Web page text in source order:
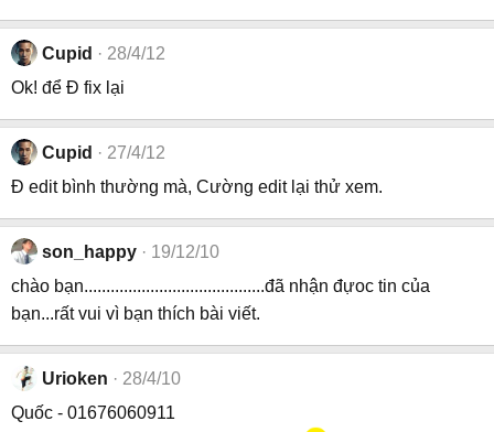
Cupid
28/4/12
Ok! để Đ fix lại
Cupid
27/4/12
Đ edit bình thường mà, Cường edit lại thử xem.
son_happy
19/12/10
chào bạn.........................................đã nhận đựoc tin của
bạn...rất vui vì bạn thích bài viết.
Urioken
28/4/10
Quốc - 01676060911